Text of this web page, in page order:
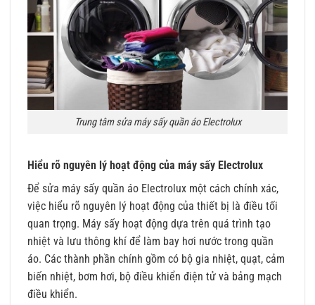
Trung tâm sửa máy sấy quần áo Electrolux
Hiểu rõ nguyên lý hoạt động của máy sấy Electrolux
Để sửa máy sấy quần áo Electrolux một cách chính xác,
việc hiểu rõ nguyên lý hoạt động của thiết bị là điều tối
quan trọng. Máy sấy hoạt động dựa trên quá trình tạo
nhiệt và lưu thông khí để làm bay hơi nước trong quần
áo. Các thành phần chính gồm có bộ gia nhiệt, quạt, cảm
biến nhiệt, bơm hơi, bộ điều khiển điện tử và bảng mạch
điều khiển.